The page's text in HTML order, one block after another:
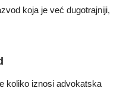
koja je već dugotrajniji,
koliko iznosi advokatska